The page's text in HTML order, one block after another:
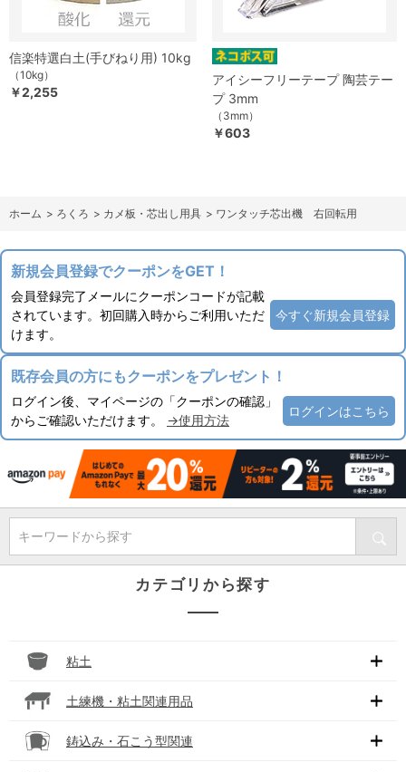
信楽特選白土(手びねり用) 10kg
（10kg）
￥2,255
アイシーフリーテープ 陶芸テー
プ 3mm
（3mm）
￥603
ホーム > ろくろ > カメ板・芯出し用具 > ワンタッチ芯出機 右回転用
新規会員登録でクーポンをGET！
会員登録完了メールにクーポンコードが記載
されています。初回購入時からご利用いただ
けます。
今すぐ新規会員登録
既存会員の方にもクーポンをプレゼント！
ログイン後、マイページの「クーポンの確認」
からご確認いただけます。 →使用方法
ログインはこちら
キーワードから探す
カテゴリから探す
粘土
土練機・粘土関連用品
鋳込み・石こう型関連